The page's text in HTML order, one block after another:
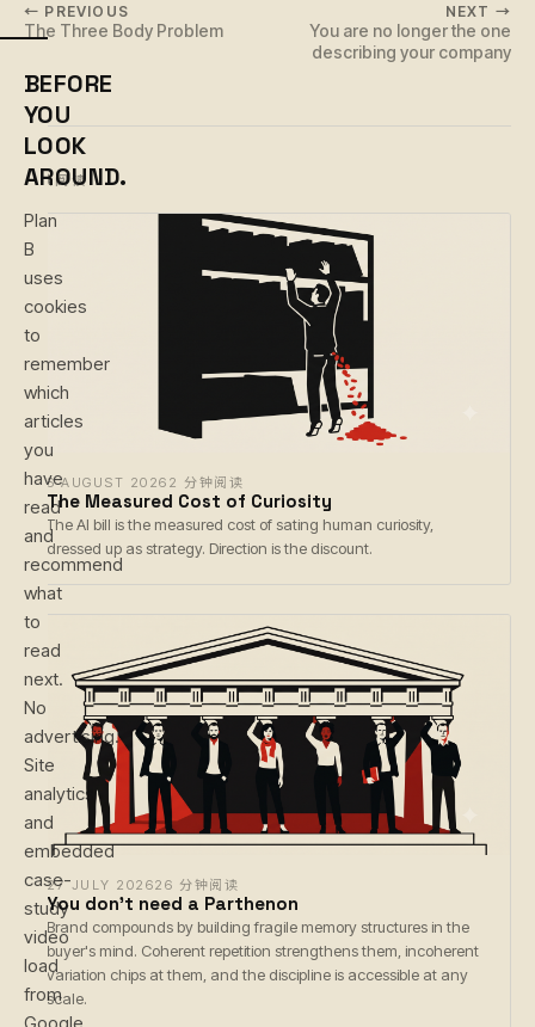
← PREVIOUS
The Three Body Problem
NEXT →
You are no longer the one
describing your company
继续阅读
6 AUGUST 2026 2 分钟阅读
The Measured Cost of Curiosity
The AI bill is the measured cost of sating human curiosity,
dressed up as strategy. Direction is the discount.
27 JULY 202626 分钟阅读
You don't need a Parthenon
Brand compounds by building fragile memory structures in the
buyer's mind. Coherent repetition strengthens them, incoherent
variation chips at them, and the discipline is accessible at any
scale.
BEFORE
YOU
LOOK
AROUND.
Plan
B
uses
cookies
to
remember
which
articles
you
have
read
and
recommend
what
to
read
next.
No
advertising.
Site
analytics
and
embedded
case-
study
video
load
from